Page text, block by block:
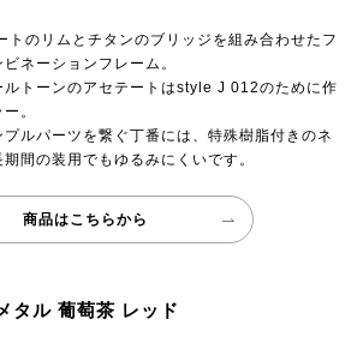
のリムとチタンのブリッジを組み合わせたフ
ネーションフレーム。
ルトーンのアセテートはstyle J 012のために作
。
ルパーツを繋ぐ丁番には、特殊樹脂付きのネ
間の装用でもゆるみにくいです。
商品はこちらから
タル 葡萄茶 レッド